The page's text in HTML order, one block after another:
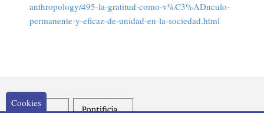
anthropology/495-la-gratitud-como-v%C3%ADnculo-
permanente-y-eficaz-de-unidad-en-la-sociedad.html
Cookies